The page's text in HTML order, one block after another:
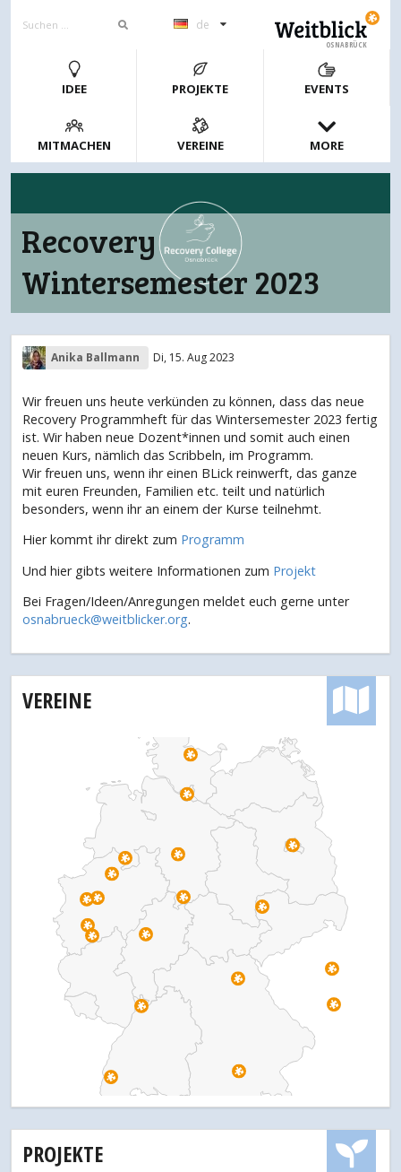
de
OSNABRÜCK
IDEE PROJEKTE EVENTS
MITMACHEN VEREINE MORE
Recovery
Wintersemester 2023
Anika Ballmann Di, 15. Aug 2023
Wir freuen uns heute verkünden zu können, dass das neue
Recovery Programmheft für das Wintersemester 2023 fertig
ist. Wir haben neue Dozent*innen und somit auch einen
neuen Kurs, nämlich das Scribbeln, im Programm.
Wir freuen uns, wenn ihr einen BLick reinwerft, das ganze
mit euren Freunden, Familien etc. teilt und natürlich
besonders, wenn ihr an einem der Kurse teilnehmt.
Hier kommt ihr direkt zum Programm
Und hier gibts weitere Informationen zum Projekt
Bei Fragen/Ideen/Anregungen meldet euch gerne unter
osnabrueck@weitblicker.org.
VEREINE
PROJEKTE